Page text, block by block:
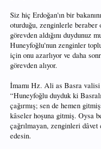
Siz hiç Erdoğan'ın bir
oturduğu, zenginlerle beraber
görevden aldığını duydunuz
Huneyfoğlu'nun zenginler
için onu azarlıyor ve daha
görevden alıyor.
İmamı Hz. Ali as Basra
“Huneyfoğlu duyduk ki
çağırmış; sen de hemen
kâseler hoşuna gitmiş. Oysa
çağrılmayan, zenginleri
edesin.